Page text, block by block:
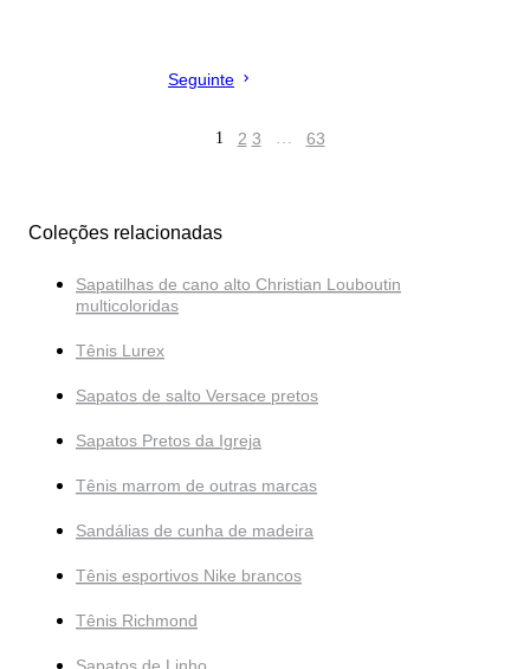
Seguinte
1 2 3 … 63
Coleções relacionadas
Sapatilhas de cano alto Christian Louboutin
multicoloridas
Tênis Lurex
Sapatos de salto Versace pretos
Sapatos Pretos da Igreja
Tênis marrom de outras marcas
Sandálias de cunha de madeira
Tênis esportivos Nike brancos
Tênis Richmond